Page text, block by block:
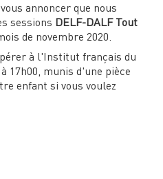
annoncer que nous
sessions DELF-DALF Tout
de novembre 2020.
à l'Institut français du
17h00, munis d'une pièce
enfant si vous voulez